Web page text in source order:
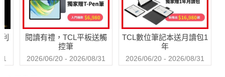
閱讀有禮，TCL平板送觸
控筆
2026/06/20 - 2026/08/31
TCL數位筆記本送月讀包1
年
2026/06/20 - 2026/08/31